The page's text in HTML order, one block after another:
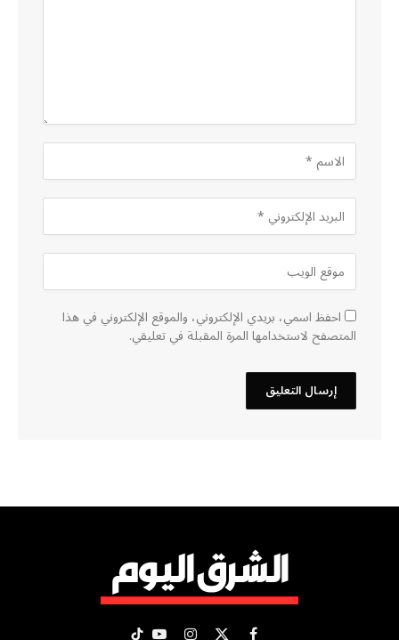
احفظ اسمي، بريدي الإلكتروني، والموقع الإلكتروني في هذا
المتصفح لاستخدامها المرة المقبلة في تعليقي.